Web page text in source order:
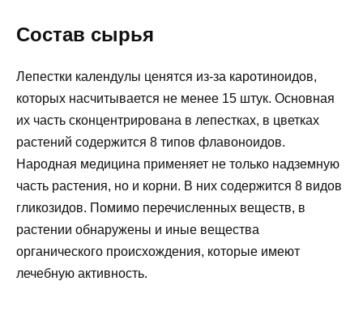
Состав сырья
Лепестки календулы ценятся из-за каротиноидов,
которых насчитывается не менее 15 штук. Основная
их часть сконцентрирована в лепестках, в цветках
растений содержится 8 типов флавоноидов.
Народная медицина применяет не только надземную
часть растения, но и корни. В них содержится 8 видов
гликозидов. Помимо перечисленных веществ, в
растении обнаружены и иные вещества
органического происхождения, которые имеют
лечебную активность.